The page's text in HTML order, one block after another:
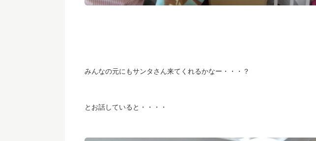
みんなの元にもサンタさん来てくれるかなー・・・？
とお話していると・・・・